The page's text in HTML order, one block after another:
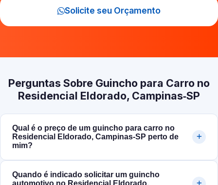
Solicite seu Orçamento
Perguntas Sobre Guincho para Carro no
Residencial Eldorado, Campinas‑SP
Qual é o preço de um guincho para carro no
Residencial Eldorado, Campinas‑SP perto de
mim?
Quando é indicado solicitar um guincho
automotivo no Residencial Eldorado,